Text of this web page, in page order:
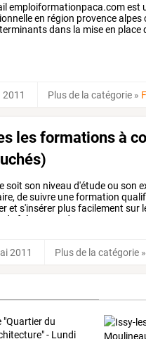
emploiformationpaca.com est
en région provence
dans la mise en
2011 Plus de la catégorie »
les formations à
soit son niveau d'étudeou son
desuivre uneformation
et s'insérer plusfacilement sur
de fréquenter des
2011 Plus de la catégorie »
"Quartierdu
-Lundi